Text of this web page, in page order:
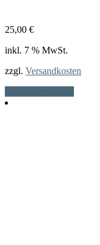
25,00 €
inkl. 7 % MwSt.
zzgl. Versandkosten